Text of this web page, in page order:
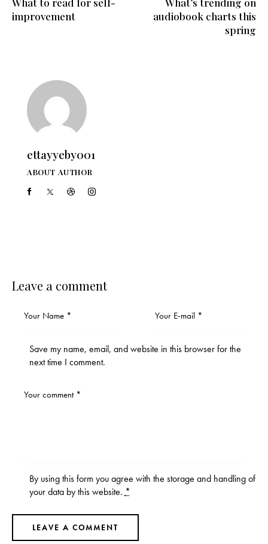
improvement
audiobook charts this
spring
ettayyeby001
ABOUT AUTHOR
Leave a comment
Save my name, email, and website in this browser for the
next time I comment.
By using this form you agree with the storage and handling of
your data by this website.*